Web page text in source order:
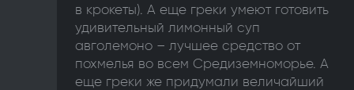
в крокеты). А еще греки умеют готовить
удивительный лимонный суп
авголемоно – лучшее средство от
похмелья во всем Средиземноморье. А
еще греки же придумали величайший